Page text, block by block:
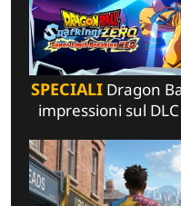
SPECIALI Dragon
impressioni sul